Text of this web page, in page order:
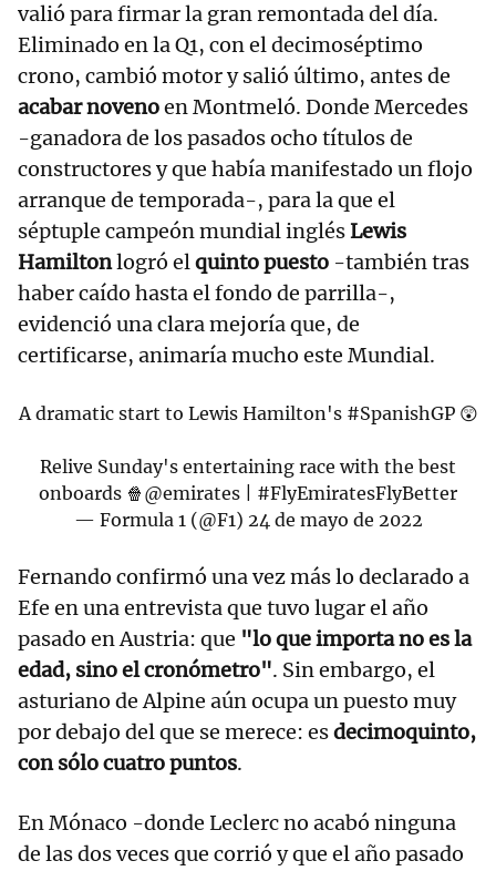
valió para firmar la gran remontada del día.
Eliminado en la Q1, con el decimoséptimo
crono, cambió motor y salió último, antes de
acabar novenoen Montmeló. Donde Mercedes
-ganadora de los pasados ocho títulos de
constructores y que había manifestado un flojo
arranque de temporada-, para la que el
séptuple campeón mundial inglésLewis
Hamiltonlogró elquinto puesto -también tras
haber caído hasta el fondo de parrilla-,
evidenció una clara mejoría que, de
certificarse, animaría mucho este Mundial.
A dramatic start to Lewis Hamilton's #SpanishGP😲
Relive Sunday's entertaining race with the best
onboards 🍿 @emirates
#FlyEmiratesFlyBetter
— Formula 1 (@F1) 24 de mayo de 2022
Fernando confirmó una vez más lo declarado a
Efe en una entrevista que tuvo lugar el año
pasado en Austria: que "lo que importa no es la
edad, sino el cronómetro". Sin embargo, el
asturiano de Alpine aún ocupa un puesto muy
por debajo del que se merece: esdecimoquinto,
con sólo cuatro puntos.
En Mónaco -donde Leclerc no acabó ninguna
de las dos veces que corrió y que el año pasado